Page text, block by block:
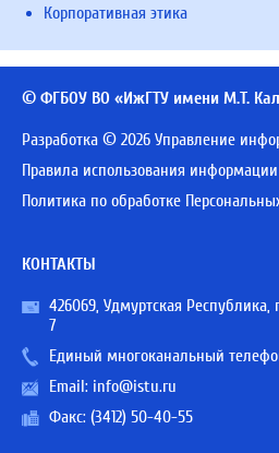
Корпоративная этика
© ФГБОУ ВО «ИжГТУ имени М.Т.
Разработка © 2026 Управление
Правила использования информации
Политика по обработке
КОНТАКТЫ
426069, Удмуртская Республика,
7
Единый многоканальный
Email: info@istu.ru
Факс: (3412) 50-40-55